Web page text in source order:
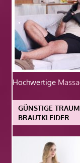
Hochwertige
GÜNSTIGE
BRAUTKLEIDER